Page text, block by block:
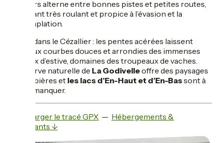
parcours alterne entre bonnes pistes et petites routes,
le rendant très roulant et propice à l’évasion et la
contemplation.
On est dans le Cézallier : les pentes acérées laissent
place aux courbes douces et arrondies des immenses
plateaux d’estive, domaines des troupeaux de vaches.
La réserve naturelle de La Godivelleoffre des paysages
de tourbières et les lacs d’En-Haut et d’En-Bassont à
ne pas manquer.
Télécharger le tracé GPX — Hébergements &
restaurants ↓